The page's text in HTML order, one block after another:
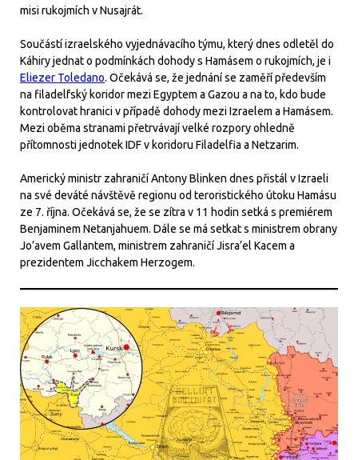
misi rukojmích v Nusajrát.
Součástí izraelského vyjednávacího týmu, který dnes odletěl do
Káhiry jednat o podmínkách dohody s Hamásem o rukojmích, je i
Eliezer Toledano. Očekává se, že jednání se zaměří především
na filadelfský koridor mezi Egyptem a Gazou a na to, kdo bude
kontrolovat hranici v případě dohody mezi Izraelem a Hamásem.
Mezi oběma stranami přetrvávají velké rozpory ohledně
přítomnosti jednotek IDF v koridoru Filadelfia a Netzarim.
Americký ministr zahraničí Antony Blinken dnes přistál v Izraeli
na své deváté návštěvě regionu od teroristického útoku Hamásu
ze 7. října. Očekává se, že se zítra v 11 hodin setká s premiérem
Benjaminem Netanjahuem. Dále se má setkat s ministrem obrany
Jo’avem Gallantem, ministrem zahraničí Jisra’el Kacem a
prezidentem Jicchakem Herzogem.